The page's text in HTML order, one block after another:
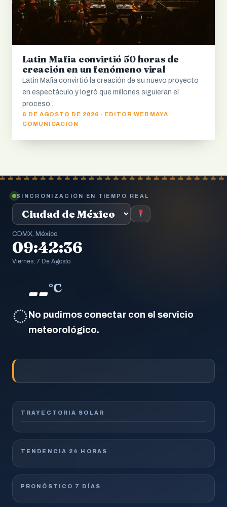
Latin Mafia convirtió 50 horas de
creación en un fenómeno viral
Latin Mafia convirtió la creación de su nuevo proyecto
en espectáculo y logró que millones siguieran el
proceso…
6 DE AGOSTO DE 2026 · EDITOR WEB MAYA
COMUNICACIÓN
SINCRONIZACIÓN EN TIEMPO REAL
CDMX, México
09:42:37
Viernes, 7 De Agosto
◌
--°C
No pudimos conectar con el servicio
meteorológico.
TRAYECTORIA SOLAR
TENDENCIA 24 HORAS
PRONÓSTICO 7 DÍAS